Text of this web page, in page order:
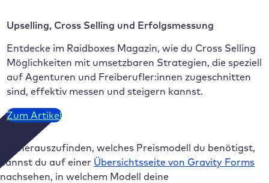
Upselling, Cross Selling und Erfolgsmessung
Entdecke im Raidboxes Magazin, wie du Cross Selling
Möglichkeiten mit umsetzbaren Strategien, die speziell
auf Agenturen und Freiberufler:innen zugeschnitten
sind, effektiv messen und steigern kannst.
Zum Artikel
Um herauszufinden, welches Preismodell du benötigst,
kannst du auf einer Übersichtsseite von Gravity Forms
nachsehen, in welchem Modell deine